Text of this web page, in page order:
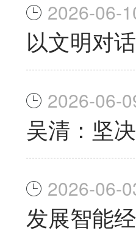
2026-06-
以文明对
2026-06-
吴清：坚
2026-06-
发展智能